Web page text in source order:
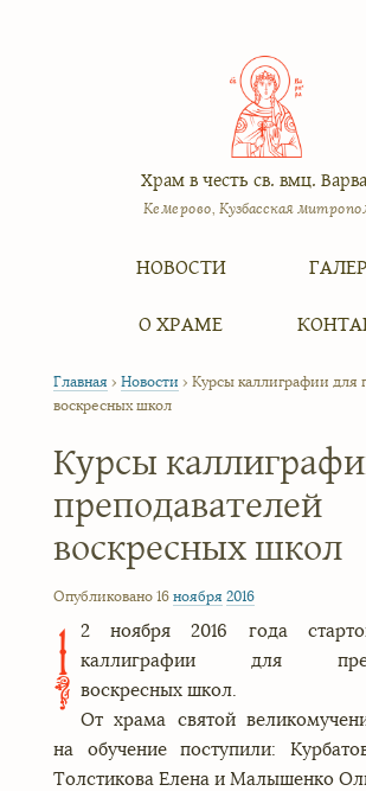
Храм в честь св. вмц.
Кемерово, Кузбасская
НОВОСТИ
О ХРАМЕ
Главная › Новости › Курсы каллиграфии для
воскресных школ
Курсы
преподавателей
воскресных школ
Опубликовано 16 ноября 2016
1 2 ноября 2016 года
каллиграфии для
воскресных школ.
От храма святой
на обучение поступили:
Толстикова Елена и Малышенко